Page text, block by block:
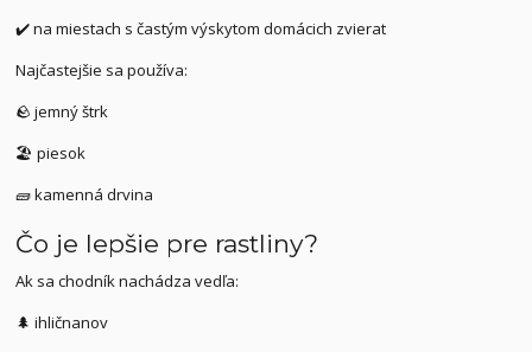
✔️ na miestach s častým výskytom domácich zvierat
Najčastejšie sa používa:
🪨 jemný štrk
🏖️ piesok
🧱 kamenná drvina
Čo je lepšie pre rastliny?
Ak sa chodník nachádza vedľa:
🌲 ihličnanov